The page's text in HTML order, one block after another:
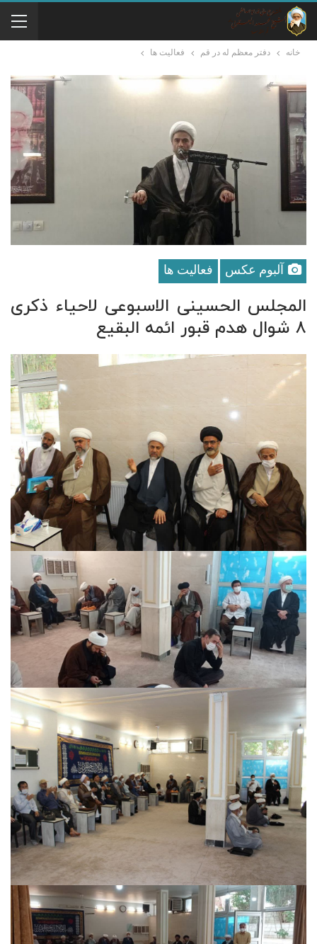
خانه دفتر معظم له در قم فعالیت ها
آلبوم عکس فعالیت ها
المجلس الحسینی الاسبوعی لاحیاء ذکرى
٨ شوال هدم قبور ائمه البقیع